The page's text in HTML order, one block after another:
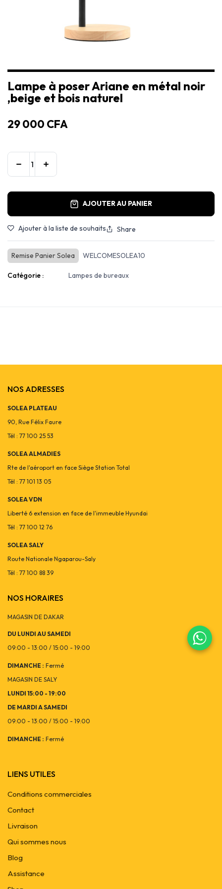
Lampe à poser Ariane en métal noir
,beige et bois naturel
29 000 CFA
AJOUTER AU PANIER
Ajouter à la liste de souhaits Share
Remise Panier Solea WELCOMESOLEA10
Catégorie : Lampes de bureaux
NOS ADRESSES
SOLEA PLATEAU
90, Rue Félix Faure
Tél : 77 100 25 53
SOLEA ALMADIES
Rte de l'aéroport en face Siège Station Total
Tél : 77 101 13 05
SOLEA VDN
Liberté 6 extension en face de l'immeuble Hyundai
Tél : 77 100 12 76
SOLEA SALY
Route Nationale Ngaparou-Saly
Tél : 77 100 88 39
NOS HORAIRES
MAGASIN DE DAKAR
DU LUNDI AU SAMEDI
09:00 - 13:00 / 15:00 - 19:00
DIMANCHE : Fermé
MAGASIN DE SALY
LUNDI 15:00 - 19:00
DE MARDI A SAMEDI
09:00 - 13:00 / 15:00 - 19:00
DIMANCHE : Fermé
LIENS UTILES
Conditions commerciales
Contact
Livraison
Qui sommes nous
Blog
Assistance